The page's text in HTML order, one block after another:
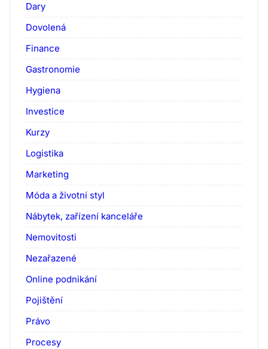
Dary
Dovolená
Finance
Gastronomie
Hygiena
Investice
Kurzy
Logistika
Marketing
Móda a životní styl
Nábytek, zařízení kanceláře
Nemovitosti
Nezařazené
Online podnikání
Pojištění
Právo
Procesy